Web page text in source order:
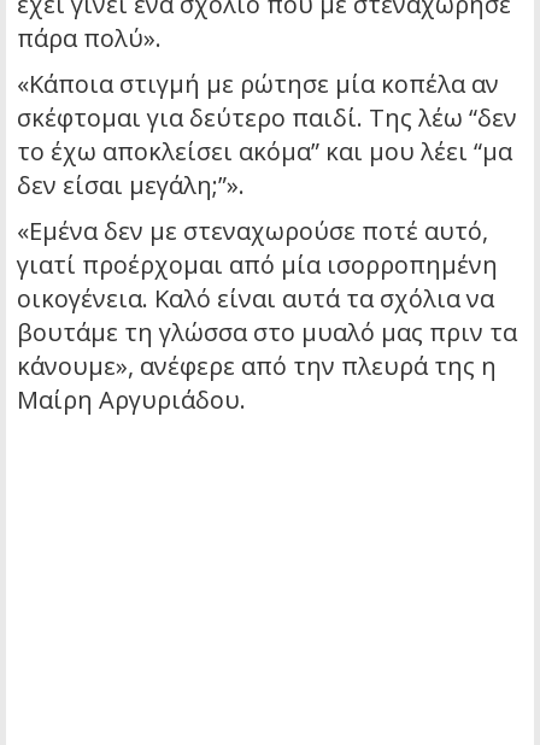
πάρα πολύ».
«Κάποια στιγμή με ρώτησε μία κοπέλα αν
σκέφτομαι για δεύτερο παιδί. Της λέω “δεν
το έχω αποκλείσει ακόμα” και μου λέει “μα
δεν είσαι μεγάλη;”».
«Εμένα δεν με στεναχωρούσε ποτέ αυτό,
γιατί προέρχομαι από μία ισορροπημένη
οικογένεια. Καλό είναι αυτά τα σχόλια να
βουτάμε τη γλώσσα στο μυαλό μας πριν τα
κάνουμε», ανέφερε από την πλευρά της η
Μαίρη Αργυριάδου.